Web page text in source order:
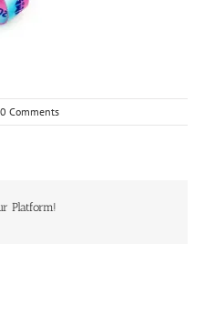
0 Comments
Platform!